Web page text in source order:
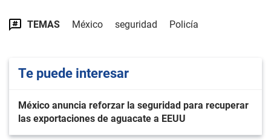
TEMAS México seguridad Policía
Te puede interesar
México anuncia reforzar la seguridad para recuperar
las exportaciones de aguacate a EEUU